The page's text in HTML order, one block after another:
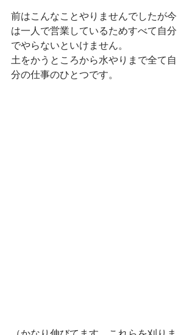
前はこんなことやりませんでしたが今
は一人で営業しているためすべて自分
でやらないといけません。
土をかうところから水やりまで全て自
分の仕事のひとつです。